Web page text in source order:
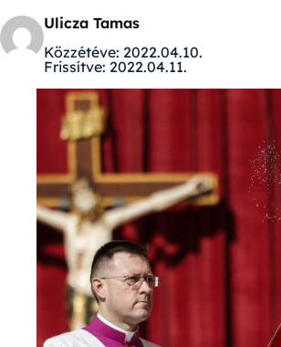
Ulicza Tamas
Közzétéve: 2022.04.10.
Frissítve: 2022.04.11.